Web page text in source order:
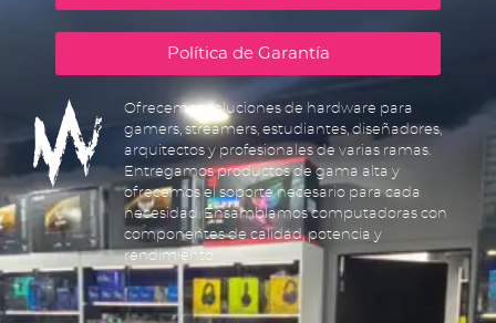
Política de Garantía
Ofrecemos soluciones de hardware para
gamers, streamers, estudiantes, diseñadores,
arquitectos y profesionales de varias ramas.
Entregamos productos de gama alta y
ofrecemos el soporte necesario para cada
necesidad. Ensamblamos computadoras con
componentes de calidad, potencia y
rendimiento.